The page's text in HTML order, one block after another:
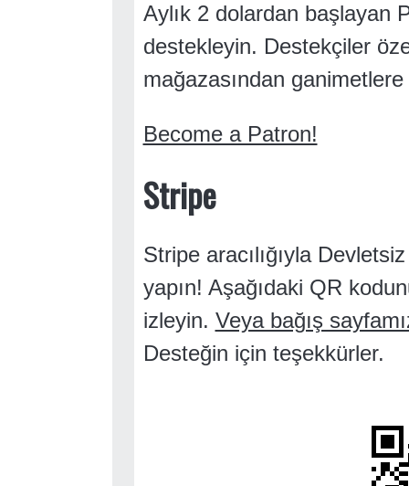
Aylık 2 dolardan başlayan
destekleyin. Destekçiler
mağazasından
Become a Patron!
Stripe
Stripe aracılığıyla
yapın! Aşağıdaki QR
izleyin. Veya bağış
Desteğin için teşekkürler.